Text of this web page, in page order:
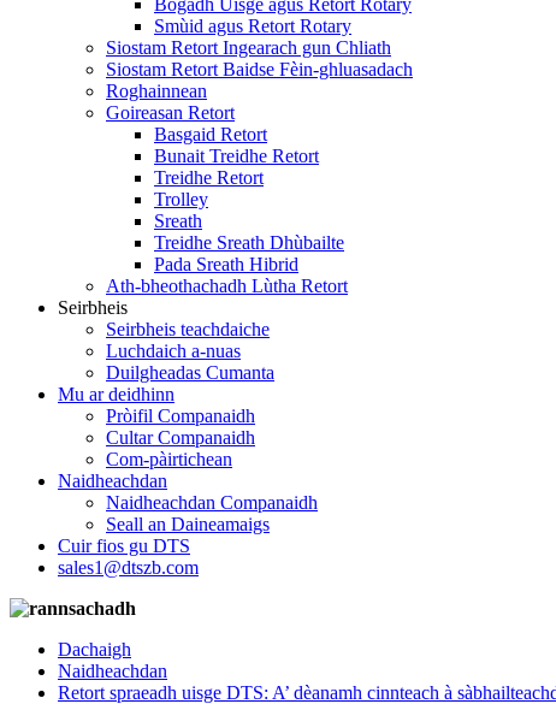
Bogadh Uisge agus Retort Rotary
Smùid agus Retort Rotary
Siostam Retort Ingearach gun Chliath
Siostam Retort Baidse Fèin-ghluasadach
Roghainnean
Goireasan Retort
Basgaid Retort
Bunait Treidhe Retort
Treidhe Retort
Trolley
Sreath
Treidhe Sreath Dhùbailte
Pada Sreath Hibrid
Ath-bheothachadh Lùtha Retort
Seirbheis
Seirbheis teachdaiche
Luchdaich a-nuas
Duilgheadas Cumanta
Mu ar deidhinn
Pròifil Companaidh
Cultar Companaidh
Com-pàirtichean
Naidheachdan
Naidheachdan Companaidh
Seall an Daineamaigs
Cuir fios gu DTS
sales1@dtszb.com
Dachaigh
Naidheachdan
Retort spraeadh uisge DTS: A’ dèanamh cinnteach à